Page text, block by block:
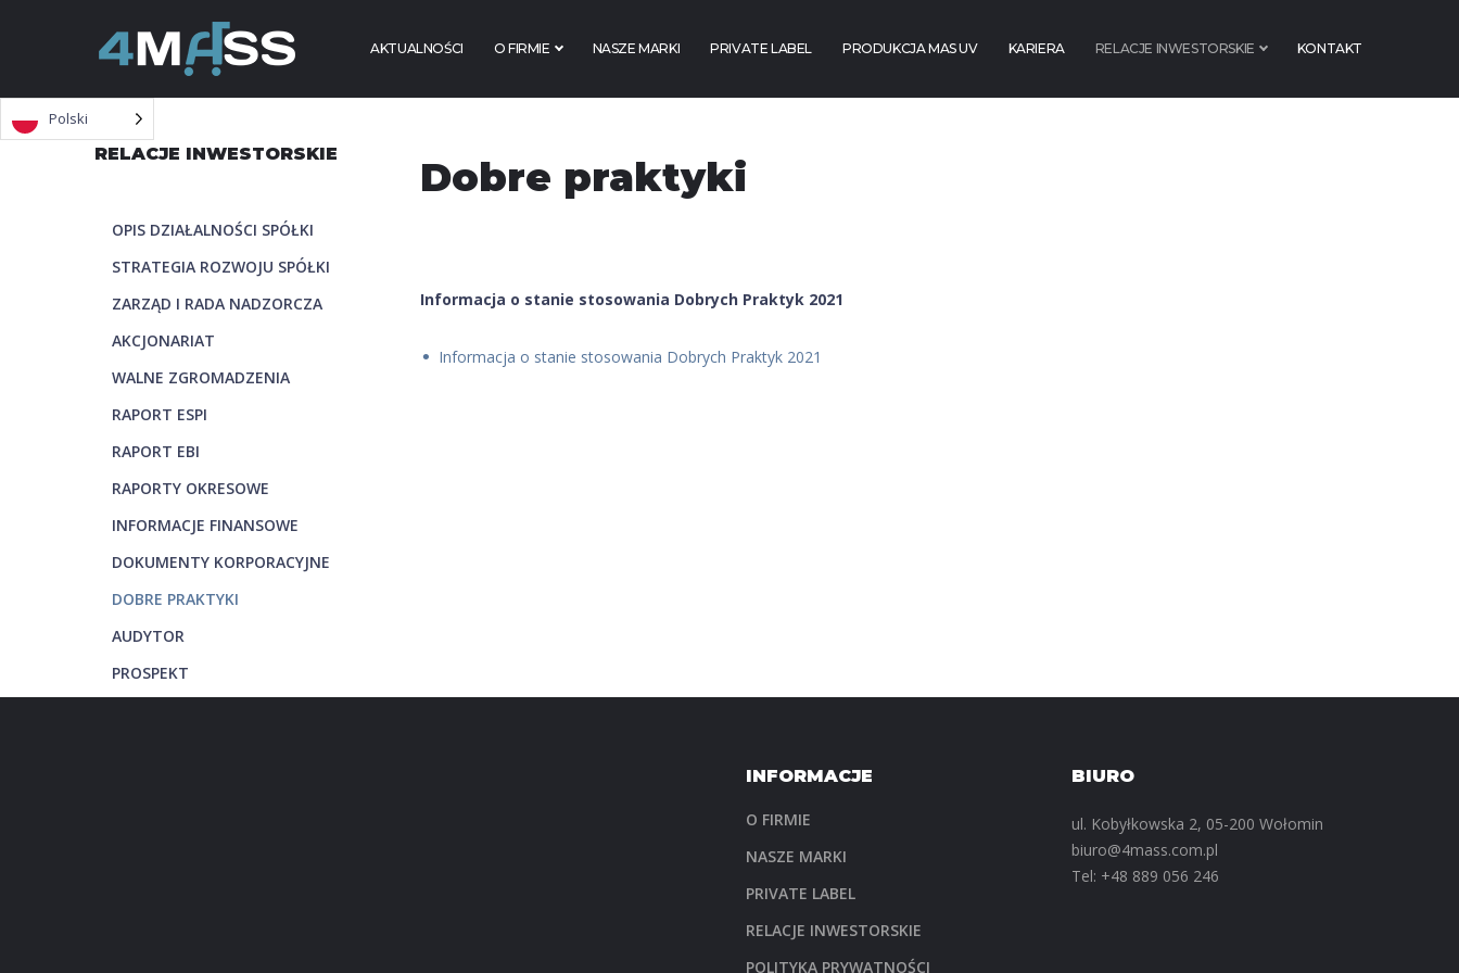
AKTUALNOŚCI O FIRMIE NASZE MARKI PRIVATE LABEL PRODUKCJA MAS UV KARIERA RELACJE INWESTORSKIE KONTAKT
Dobre praktyki
Informacja o stanie stosowania Dobrych Praktyk 2021
Informacja o stanie stosowania Dobrych Praktyk 2021
RELACJE INWESTORSKIE
OPIS DZIAŁALNOŚCI SPÓŁKI
STRATEGIA ROZWOJU SPÓŁKI
ZARZĄD I RADA NADZORCZA
AKCJONARIAT
WALNE ZGROMADZENIA
RAPORT ESPI
RAPORT EBI
RAPORTY OKRESOWE
INFORMACJE FINANSOWE
DOKUMENTY KORPORACYJNE
DOBRE PRAKTYKI
AUDYTOR
PROSPEKT
INFORMACJE
O FIRMIE
NASZE MARKI
PRIVATE LABEL
RELACJE INWESTORSKIE
POLITYKA PRYWATNOŚCI
BIURO
ul. Kobyłkowska 2, 05-200 Wołomin
biuro@4mass.com.pl
Tel: +48 889 056 246
Polski